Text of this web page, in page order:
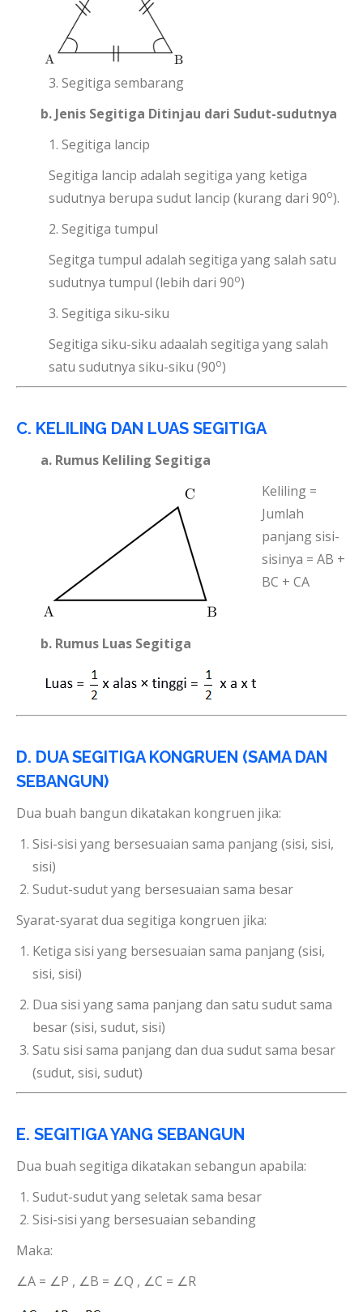
3. Segitiga sembarang
b. Jenis Segitiga Ditinjau dari Sudut-sudutnya
1. Segitiga lancip
Segitiga lancip adalah segitiga yang ketiga
sudutnya berupa sudut lancip (kurang dari 90o).
2. Segitiga tumpul
Segitga tumpul adalah segitiga yang salah satu
sudutnya tumpul (lebih dari 90o)
3. Segitiga siku-siku
Segitiga siku-siku adaalah segitiga yang salah
satu sudutnya siku-siku (90o)
C. KELILING DAN LUAS SEGITIGA
a. Rumus Keliling Segitiga
Keliling =
Jumlah
panjang sisi-
sisinya = AB +
BC + CA
b. Rumus Luas Segitiga
D. DUA SEGITIGA KONGRUEN (SAMA DAN
SEBANGUN)
Dua buah bangun dikatakan kongruen jika:
Sisi-sisi yang bersesuaian sama panjang (sisi, sisi,
sisi)
Sudut-sudut yang bersesuaian sama besar
Syarat-syarat dua segitiga kongruen jika:
Ketiga sisi yang bersesuaian sama panjang (sisi,
sisi, sisi)
Dua sisi yang sama panjang dan satu sudut sama
besar (sisi, sudut, sisi)
Satu sisi sama panjang dan dua sudut sama besar
(sudut, sisi, sudut)
E. SEGITIGA YANG SEBANGUN
Dua buah segitiga dikatakan sebangun apabila:
Sudut-sudut yang seletak sama besar
Sisi-sisi yang bersesuaian sebanding
Maka:
∠A = ∠P , ∠B = ∠Q , ∠C = ∠R